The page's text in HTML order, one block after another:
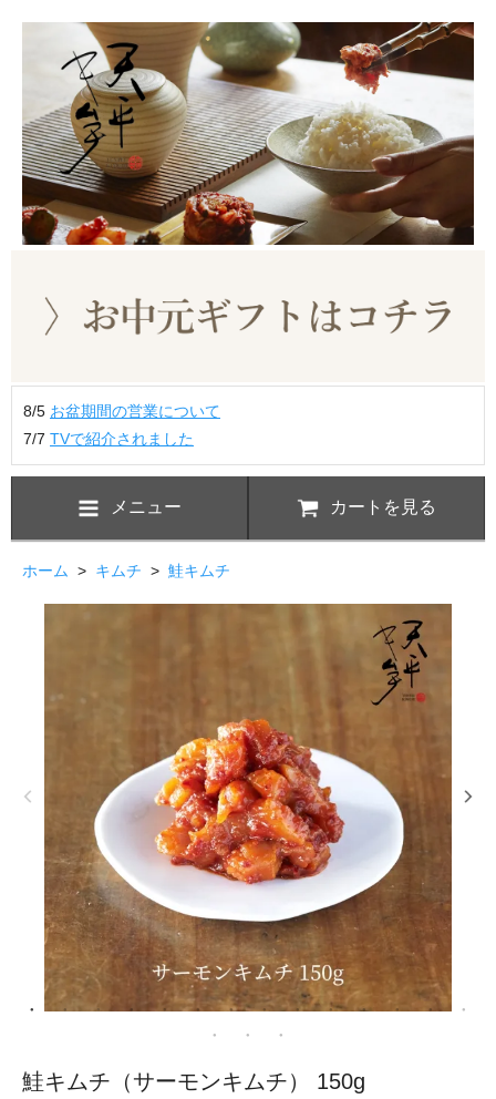
8/5 お盆期間の営業について
7/7 TVで紹介されました
メニュー カートを見る
ホーム > キムチ > 鮭キムチ
鮭キムチ（サーモンキムチ） 150g